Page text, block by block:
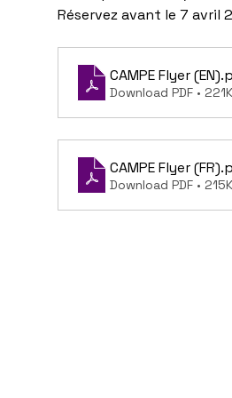
Réservez avant le 7 avril
CAMPE Flyer (EN)
Download PDF •
CAMPE Flyer (FR)
Download PDF •